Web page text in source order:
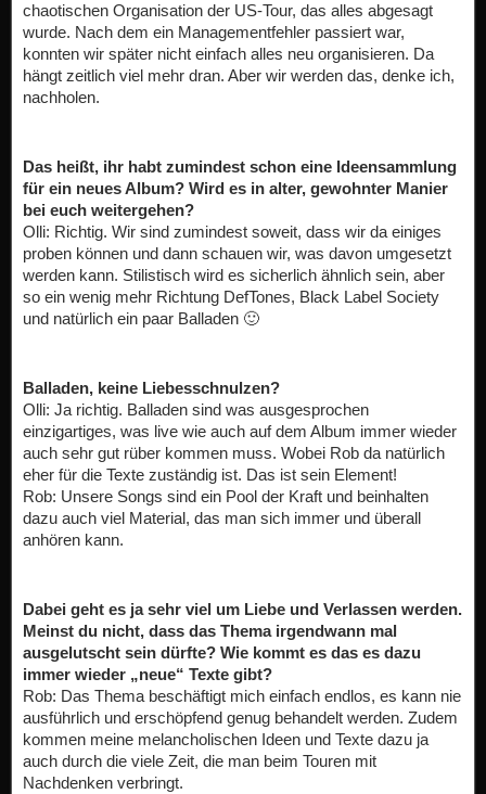
chaotischen Organisation der US-Tour, das alles abgesagt
wurde. Nach dem ein Managementfehler passiert war,
konnten wir später nicht einfach alles neu organisieren. Da
hängt zeitlich viel mehr dran. Aber wir werden das, denke ich,
nachholen.
Das heißt, ihr habt zumindest schon eine Ideensammlung
für ein neues Album? Wird es in alter, gewohnter Manier
bei euch weitergehen?
Olli: Richtig. Wir sind zumindest soweit, dass wir da einiges
proben können und dann schauen wir, was davon umgesetzt
werden kann. Stilistisch wird es sicherlich ähnlich sein, aber
so ein wenig mehr Richtung DefTones, Black Label Society
und natürlich ein paar Balladen 🙂
Balladen, keine Liebesschnulzen?
Olli: Ja richtig. Balladen sind was ausgesprochen
einzigartiges, was live wie auch auf dem Album immer wieder
auch sehr gut rüber kommen muss. Wobei Rob da natürlich
eher für die Texte zuständig ist. Das ist sein Element!
Rob: Unsere Songs sind ein Pool der Kraft und beinhalten
dazu auch viel Material, das man sich immer und überall
anhören kann.
Dabei geht es ja sehr viel um Liebe und Verlassen werden.
Meinst du nicht, dass das Thema irgendwann mal
ausgelutscht sein dürfte? Wie kommt es das es dazu
immer wieder „neue“ Texte gibt?
Rob: Das Thema beschäftigt mich einfach endlos, es kann nie
ausführlich und erschöpfend genug behandelt werden. Zudem
kommen meine melancholischen Ideen und Texte dazu ja
auch durch die viele Zeit, die man beim Touren mit
Nachdenken verbringt.